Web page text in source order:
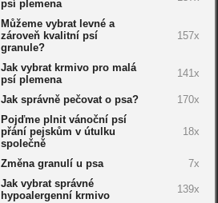
psí plemena
Můžeme vybrat levné a
zároveň kvalitní psí
granule?
157x
Jak vybrat krmivo pro malá
psí plemena
141x
Jak správně pečovat o psa? 170x
Pojďme plnit vánoční psí
přání pejskům v útulku
společně
18x
Změna granulí u psa 7x
Jak vybrat správné
hypoalergenní krmivo
139x